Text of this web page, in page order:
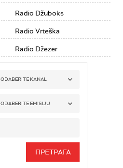
Radio Džuboks
Radio Vrteška
Radio Džezer
ODABERITE KANAL
RADIO BEOGRAD 1
RADIO BEOGRAD 3
ODABERITE EMISIJU